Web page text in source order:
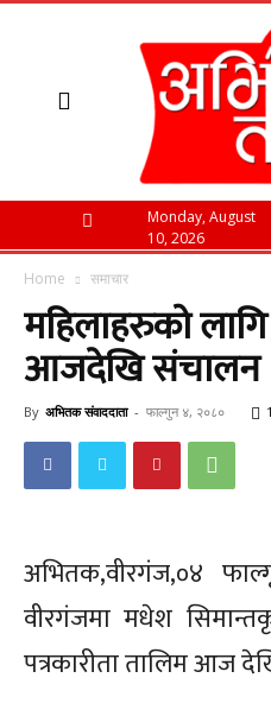
Monday, August
10, 2026
Home
समाचार
महिलाहरुको
आजदेखि संचालन
By अभितक संवाददाता - फाल्गुन ४, २०८०
अभितक,वीरगंज,०४
वीरगंजमा मधेश
पत्रकारीता तालिम आज